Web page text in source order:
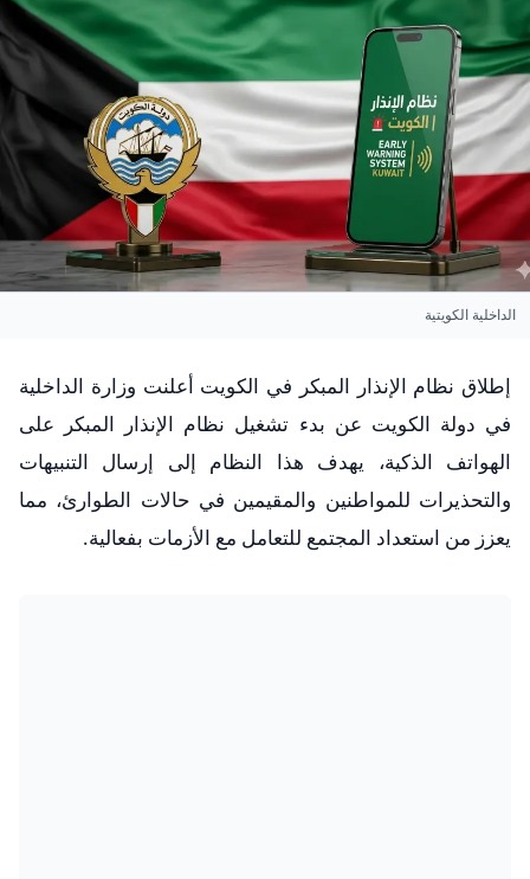
الداخلية الكويتية
إطلاق نظام الإنذار المبكر في الكويت أعلنت وزارة الداخلية
في دولة الكويت عن بدء تشغيل نظام الإنذار المبكر على
الهواتف الذكية، يهدف هذا النظام إلى إرسال التنبيهات
والتحذيرات للمواطنين والمقيمين في حالات الطوارئ، مما
يعزز من استعداد المجتمع للتعامل مع الأزمات بفعالية.